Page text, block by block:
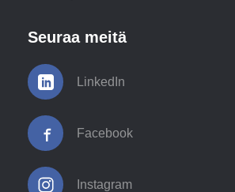
Seuraa meitä
LinkedIn
Facebook
Instagram